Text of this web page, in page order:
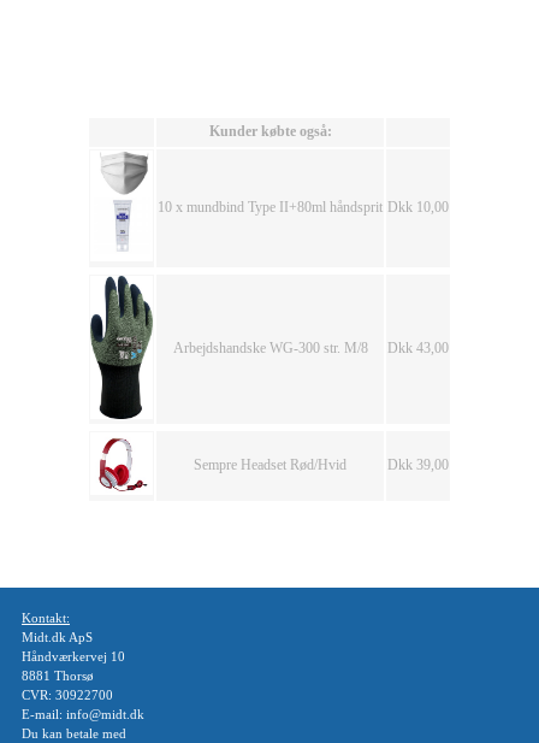
Kunder købte også:
10 x mundbind Type II+80ml håndsprit Dkk 10,00
Arbejdshandske WG-300 str. M/8 Dkk 43,00
Sempre Headset Rød/Hvid Dkk 39,00
Kontakt:
Midt.dk ApS
Håndværkervej 10
8881 Thorsø
CVR: 30922700
E-mail: info@midt.dk
Du kan betale med